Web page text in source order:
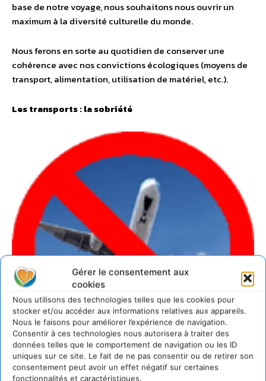
Gérer le consentement aux
cookies
Nous utilisons des technologies telles que les cookies pour
stocker et/ou accéder aux informations relatives aux appareils.
Nous le faisons pour améliorer l’expérience de navigation.
Consentir à ces technologies nous autorisera à traiter des
données telles que le comportement de navigation ou les ID
uniques sur ce site. Le fait de ne pas consentir ou de retirer son
consentement peut avoir un effet négatif sur certaines
fonctionnalités et caractéristiques.
base de notre voyage, nous souhaitons nous ouvrir un
maximum à la diversité culturelle du monde.
Nous ferons en sorte au quotidien de conserver une
cohérence avec nos convictions écologiques (moyens de
transport, alimentation, utilisation de matériel, etc.).
Les transports : la sobriété